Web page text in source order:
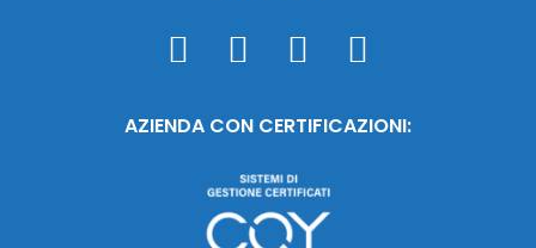
AZIENDA CON CERTIFICAZIONI: